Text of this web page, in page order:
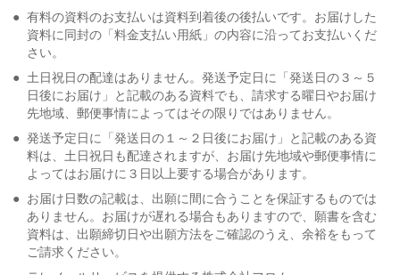
● 有料の資料のお支払いは資料到着後の後払いです。お届けした
資料に同封の「料金支払い用紙」の内容に沿ってお支払いくだ
さい。
● 土日祝日の配達はありません。発送予定日に「発送日の３～５
日後にお届け」と記載のある資料でも、請求する曜日やお届け
先地域、郵便事情によってはその限りではありません。
● 発送予定日に「発送日の１～２日後にお届け」と記載のある資
料は、土日祝日も配達されますが、お届け先地域や郵便事情に
よってはお届けに３日以上要する場合があります。
● お届け日数の記載は、出願に間に合うことを保証するものでは
ありません。お届けが遅れる場合もありますので、願書を含む
資料は、出願締切日や出願方法をご確認のうえ、余裕をもって
ご請求ください。